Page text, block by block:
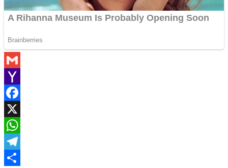
Gmail
Yahoo
Mail
Facebook
X
WhatsApp
Telegram